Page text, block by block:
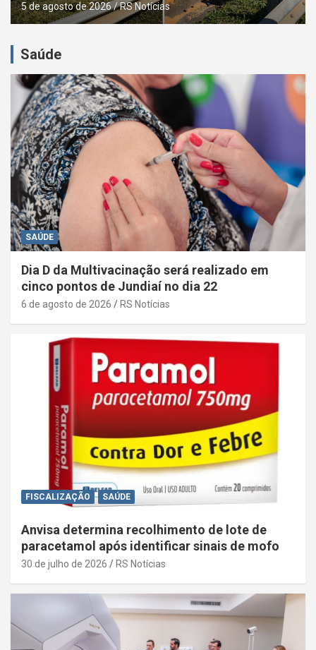
5 de agosto de 2026 RS Notícias
Saúde
SAÚDE
Dia D da Multivacinação será realizado em
cinco pontos de Jundiaí no dia 22
6 de agosto de 2026 RS Notícias
FISCALIZAÇÃO SAÚDE
Anvisa determina recolhimento de lote de
paracetamol após identificar sinais de mofo
30 de julho de 2026 RS Notícias